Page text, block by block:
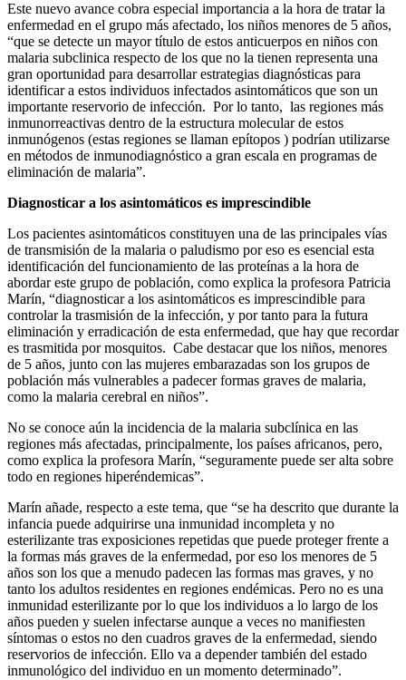
Este nuevo avance cobra especial importancia a la hora de tratar la
enfermedad en el grupo más afectado, los niños menores de 5 años,
“que se detecte un mayor título de estos anticuerpos en niños con
malaria subclinica respecto de los que no la tienen representa una
gran oportunidad para desarrollar estrategias diagnósticas para
identificar a estos individuos infectados asintomáticos que son un
importante reservorio de infección. Por lo tanto, las regiones más
inmunorreactivas dentro de la estructura molecular de estos
inmunógenos (estas regiones se llaman epítopos ) podrían utilizarse
en métodos de inmunodiagnóstico a gran escala en programas de
eliminación de malaria”.
Diagnosticar a los asintomáticos es imprescindible
Los pacientes asintomáticos constituyen una de las principales vías
de transmisión de la malaria o paludismo por eso es esencial esta
identificación del funcionamiento de las proteínas a la hora de
abordar este grupo de población, como explica la profesora Patricia
Marín, “diagnosticar a los asintomáticos es imprescindible para
controlar la trasmisión de la infección, y por tanto para la futura
eliminación y erradicación de esta enfermedad, que hay que recordar
es trasmitida por mosquitos. Cabe destacar que los niños, menores
de 5 años, junto con las mujeres embarazadas son los grupos de
población más vulnerables a padecer formas graves de malaria,
como la malaria cerebral en niños”.
No se conoce aún la incidencia de la malaria subclínica en las
regiones más afectadas, principalmente, los países africanos, pero,
como explica la profesora Marín, “seguramente puede ser alta sobre
todo en regiones hiperéndemicas”.
Marín añade, respecto a este tema, que “se ha descrito que durante la
infancia puede adquirirse una inmunidad incompleta y no
esterilizante tras exposiciones repetidas que puede proteger frente a
la formas más graves de la enfermedad, por eso los menores de 5
años son los que a menudo padecen las formas mas graves, y no
tanto los adultos residentes en regiones endémicas. Pero no es una
inmunidad esterilizante por lo que los individuos a lo largo de los
años pueden y suelen infectarse aunque a veces no manifiesten
síntomas o estos no den cuadros graves de la enfermedad, siendo
reservorios de infección. Ello va a depender también del estado
inmunológico del individuo en un momento determinado”.